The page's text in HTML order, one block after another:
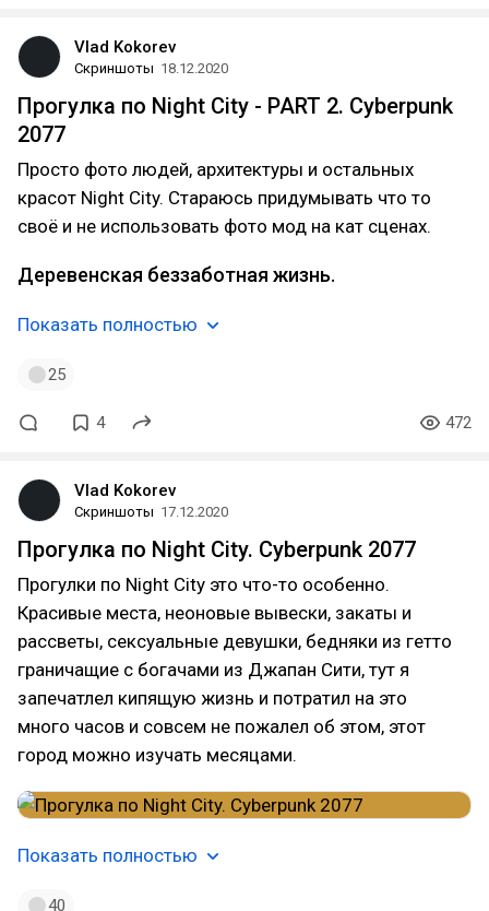
Vlad Kokorev
Скриншоты 18.12.2020
Прогулка по Night City - PART 2. Cyberpunk
2077
Просто фото людей, архитектуры и остальных
красот Night City. Стараюсь придумывать что то
своё и не использовать фото мод на кат сценах.
Деревенская беззаботная жизнь.
Показать полностью
25
4 472
Vlad Kokorev
Скриншоты 17.12.2020
Прогулка по Night City. Cyberpunk 2077
Прогулки по Night City это что-то особенно.
Красивые места, неоновые вывески, закаты и
рассветы, сексуальные девушки, бедняки из гетто
граничащие с богачами из Джапан Сити, тут я
запечатлел кипящую жизнь и потратил на это
много часов и совсем не пожалел об этом, этот
город можно изучать месяцами.
Показать полностью
40